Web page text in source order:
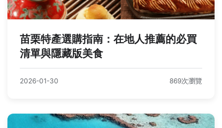
苗栗特產選購指南：在地人推薦的必買
清單與隱藏版美食
2026-01-30 869次瀏覽